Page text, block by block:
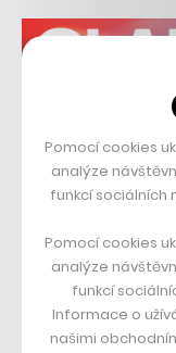
Související témata:
Socialbakers Jan
Sdílet článek
Pomocí cookies
analýze
funkcí sociálních
Pomocí cookies
analýze
funkcí
Informace o
našimi